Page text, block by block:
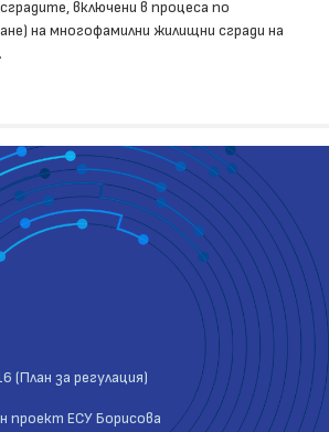
включени в процеса по
на многофамилни жилищни сгради на
(План за регулация)
ЕСУ Борисова